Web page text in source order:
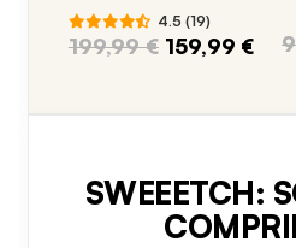
vacío de tela efecto
alpaca
4.5 (19)
199,99 € 159,99 €
SWEEETCH: